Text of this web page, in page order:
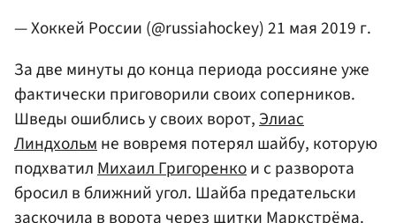
— Хоккей России (@russiahockey)21 мая 2019 г.
За две минуты до конца периода россияне уже
фактически приговорили своих соперников.
Шведы ошиблись у своих ворот,Элиас
Линдхольмне вовремя потерял шайбу, которую
подхватилМихаил Григоренкои с разворота
бросил в ближний угол. Шайба предательски
заскочила в ворота через щитки Маркстрёма.